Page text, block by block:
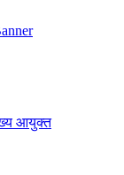
आयुक्त